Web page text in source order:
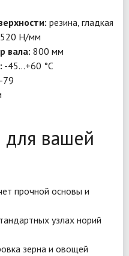
резина, гладкая
520 Н/мм
вала: 800 мм
-45…+60 °C
79
вашей
прочной основы и
узлах норий
зерна и овощей